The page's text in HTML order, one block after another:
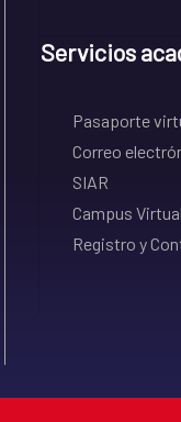
Servicios
Pasaporte
Correo
SIAR
Campus Virtual
Registro y